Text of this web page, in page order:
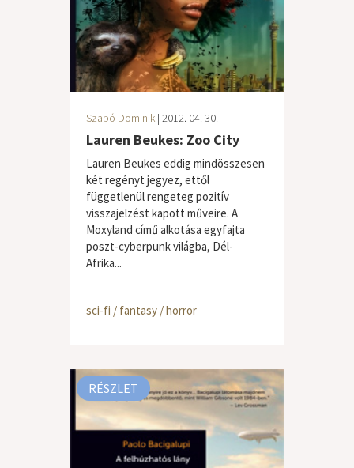
Szabó Dominik | 2012. 04. 30.
Lauren Beukes: Zoo City
Lauren Beukes eddig mindösszesen
két regényt jegyez, ettől
függetlenül rengeteg pozitív
visszajelzést kapott műveire. A
Moxyland című alkotása egyfajta
poszt-cyberpunk világba, Dél-
Afrika...
sci-fi / fantasy / horror
RÉSZLET